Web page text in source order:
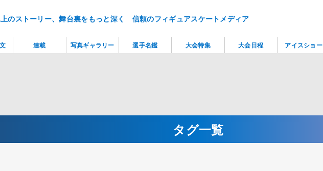
のストーリー、舞台裏をもっと深く 信頼のフィギュアスケートメディア
タグ一覧
連載 写真ギャラリー 選手名鑑 大会特集 大会日程 アイスショー